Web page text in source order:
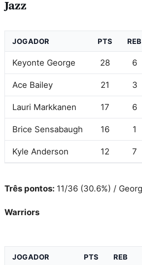
Jazz
JOGADOR PTS REB
Keyonte George 28 6
Ace Bailey 21 3
Lauri Markkanen 17 6
Brice Sensabaugh 16 1
Kyle Anderson 12 7
Três pontos: 11/36 (30.6%) /
Warriors
JOGADOR PTS REB